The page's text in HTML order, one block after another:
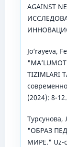
AGAINST
Jo‘rayeva,
TIZIMLARI
(2024): 8-12.
"ОБРАЗ
МИРЕ." Uz-